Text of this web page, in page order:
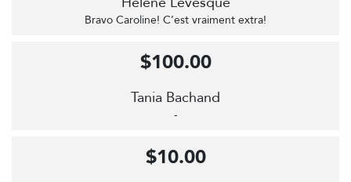
Bravo Caroline! C’est vraiment extra!
Tania Bachand
-
$100.00
$10.00